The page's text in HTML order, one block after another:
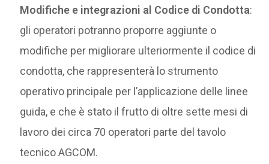
Modifiche e integrazioni al Codice di Condotta:
gli operatori potranno proporre aggiunte o
modifiche per migliorare ulteriormente il codice di
condotta, che rappresenterà lo strumento
operativo principale per l’applicazione delle linee
guida, e che è stato il frutto di oltre sette mesi di
lavoro dei circa 70 operatori parte del tavolo
tecnico AGCOM.